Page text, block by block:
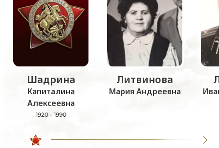
Шадрина
Капиталина
Алексеевна
1920 - 1990
Литвинова
Мария Андреевна